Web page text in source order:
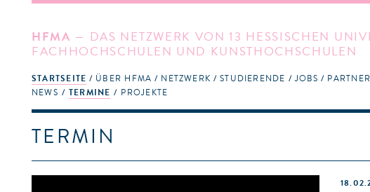
HFMA — DAS NETZWERK VON 13 HESSISCHEN
FACHHOCHSCHULEN UND KUNSTHOCHSCHULEN
STARTSEITE
NEWS
TERMINE PROJEKTE
ÜBER HFMA NETZWERK STUDIERENDE JOBS PARTNER
TERMIN